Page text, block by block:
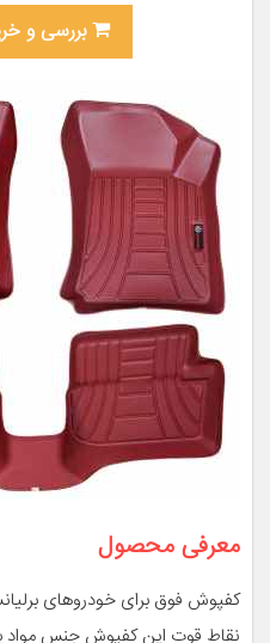
بررسی و
معرفی محصول
نقاط قوت این کفپوش جنس مواد